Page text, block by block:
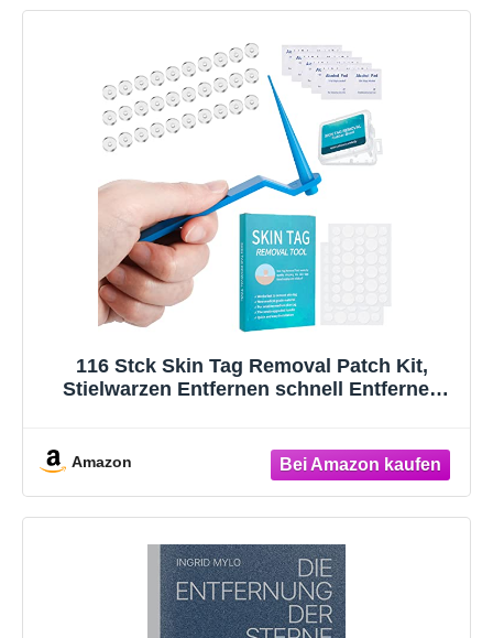
116 Stck Skin Tag Removal Patch Kit,
Stielwarzen Entfernen schnell Entfernen
Amazon